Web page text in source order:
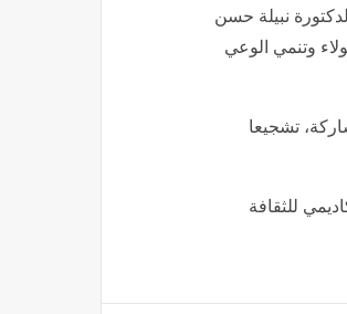
نبيلة حسن
وتنمي الوعي
تشجيعا
للثقافة